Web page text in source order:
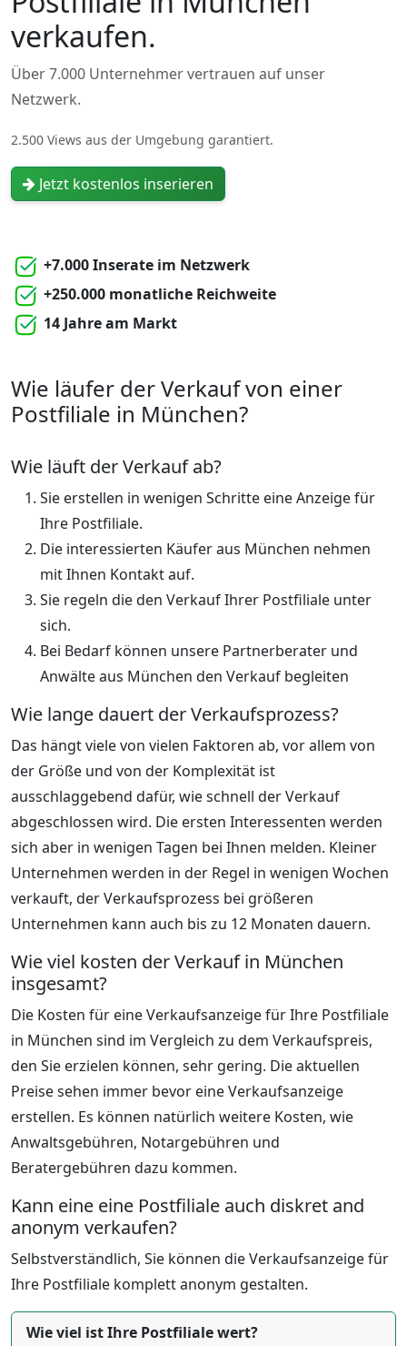
verkaufen.
Über 7.000 Unternehmer vertrauen auf unser
Netzwerk.
2.500 Views aus der Umgebung garantiert.
Jetzt kostenlos inserieren
+7.000 Inserate im Netzwerk
+250.000 monatliche Reichweite
14 Jahre am Markt
Wie läufer der Verkauf von einer
Postfiliale in München?
Wie läuft der Verkauf ab?
Sie erstellen in wenigen Schritte eine Anzeige für
Ihre Postfiliale.
Die interessierten Käufer aus München nehmen
mit Ihnen Kontakt auf.
Sie regeln die den Verkauf Ihrer Postfiliale unter
sich.
Bei Bedarf können unsere Partnerberater und
Anwälte aus München den Verkauf begleiten
Wie lange dauert der Verkaufsprozess?
Das hängt viele von vielen Faktoren ab, vor allem von
der Größe und von der Komplexität ist
ausschlaggebend dafür, wie schnell der Verkauf
abgeschlossen wird. Die ersten Interessenten werden
sich aber in wenigen Tagen bei Ihnen melden. Kleiner
Unternehmen werden in der Regel in wenigen Wochen
verkauft, der Verkaufsprozess bei größeren
Unternehmen kann auch bis zu 12 Monaten dauern.
Wie viel kosten der Verkauf in München
insgesamt?
Die Kosten für eine Verkaufsanzeige für Ihre Postfiliale
in München sind im Vergleich zu dem Verkaufspreis,
den Sie erzielen können, sehr gering. Die aktuellen
Preise sehen immer bevor eine Verkaufsanzeige
erstellen. Es können natürlich weitere Kosten, wie
Anwaltsgebühren, Notargebühren und
Beratergebühren dazu kommen.
Kann eine eine Postfiliale auch diskret and
anonym verkaufen?
Selbstverständlich, Sie können die Verkaufsanzeige für
Ihre Postfiliale komplett anonym gestalten.
Wie viel ist Ihre Postfiliale wert?